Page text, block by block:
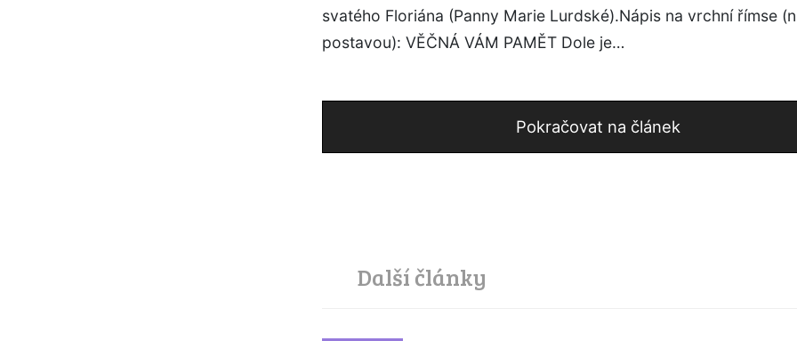
svatého Floriána (Panny Marie Lurdské).Nápis na vrchní římse
postavou): VĚČNÁ VÁM PAMĚT Dole je…
Pokračovat na článek
Další články